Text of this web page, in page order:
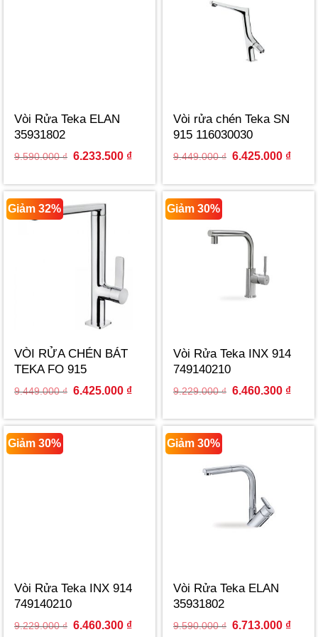
Vòi Rửa Teka ELAN
35931802
9.590.000₫ Original
9.590.000 ₫.
6.233.500 ₫Current
6.233.500 ₫.
Vòi rửa chén Teka SN
915 116030030
9.449.000₫ Original
9.449.000 ₫.
6.425.000 ₫
Giảm 32%
VÒI RỬA CHÉN BÁT
TEKA FO 915
629150210
9.449.000₫ Original
9.449.000 ₫.
6.425.000 ₫Current
6.425.000 ₫.
Giảm 30%
Vòi Rửa Teka INX 914
749140210
9.229.000₫ Original
9.229.000 ₫.
6.460.300 ₫
Giảm 30%
Vòi Rửa Teka INX 914
749140210
9.229.000₫ Original
6.460.300 ₫Current
Giảm 30%
Vòi Rửa Teka ELAN
35931802
9.590.000₫ Original
6.713.000 ₫